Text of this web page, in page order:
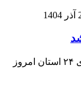
مرکز مدیریت راه‌های کشور اعلام کرد: جاده‌های ۲۴ استان امروز